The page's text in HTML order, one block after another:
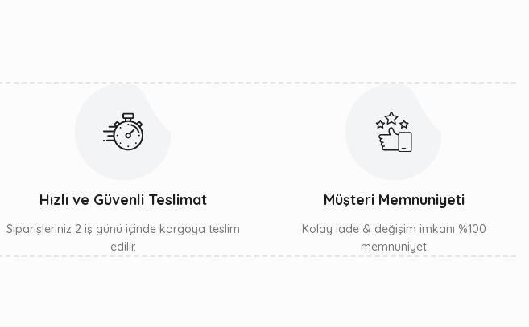
Hızlı ve Güvenli Teslimat
Siparişleriniz 2 iş günü içinde kargoya teslim
edilir.
Müşteri Memnuniyeti
Kolay iade & değişim imkanı %100
memnuniyet